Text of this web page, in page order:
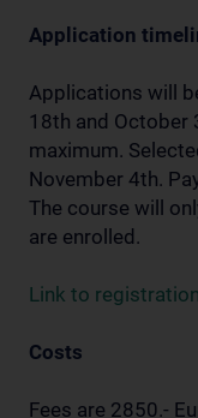
Application
Applications will
18th and October
maximum.
November 4th.
The course will
are enrolled.
Link to
Costs
Fees are 2850.-